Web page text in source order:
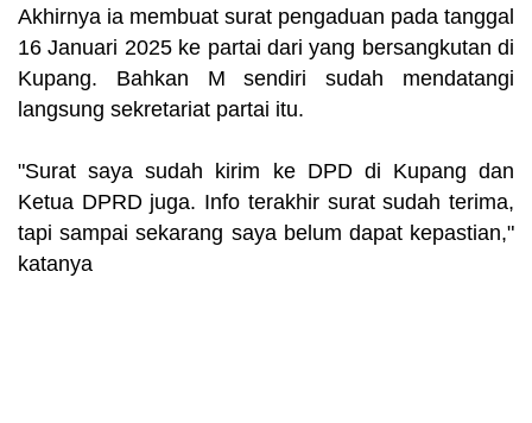
Akhirnya ia membuat surat pengaduan pada tanggal
16 Januari 2025 ke partai dari yang bersangkutan di
Kupang. Bahkan M sendiri sudah mendatangi
langsung sekretariat partai itu.
"Surat saya sudah kirim ke DPD di Kupang dan
Ketua DPRD juga. Info terakhir surat sudah terima,
tapi sampai sekarang saya belum dapat kepastian,"
katanya